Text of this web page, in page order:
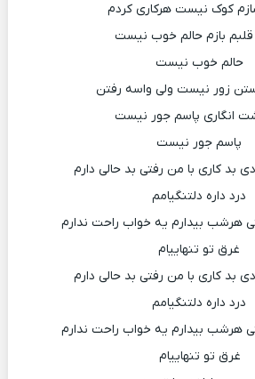
کوک نیست هرکاری کردم
بازم حالم خوب نیست
حالم خوب نیست
زور نیست ولی واسه رفتن
انگاری پاسم جور نیست
پاسم جور نیست
بد کاری با من رفتی بد حالی دارم
درد داره دلتنگیامم
هرشب بیدارم یه خواب راحت ندارم
غرق تو تنهاییام
بد کاری با من رفتی بد حالی دارم
درد داره دلتنگیامم
هرشب بیدارم یه خواب راحت ندارم
غرق تو تنهاییام